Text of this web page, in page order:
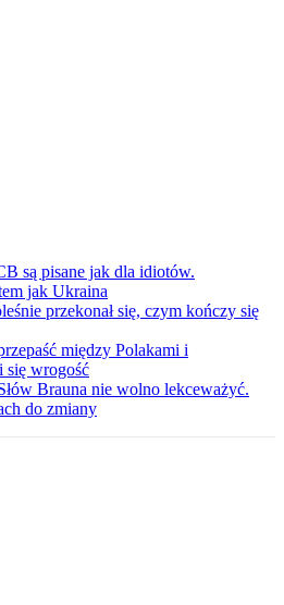
są pisane jak dla idiotów.
jak Ukraina
przekonał się, czym kończy się
między Polakami i
się wrogość
Brauna nie wolno lekceważyć.
do zmiany